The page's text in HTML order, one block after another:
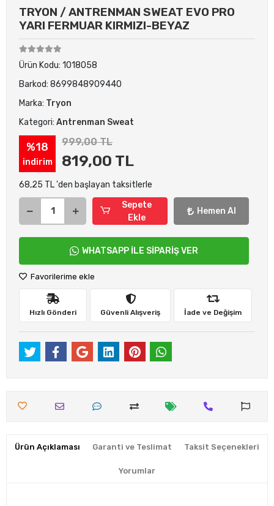
TRYON / ANTRENMAN SWEAT EVO PRO
YARI FERMUAR KIRMIZI-BEYAZ
Ürün Kodu: 1018058
Barkod: 8699848909440
Marka: Tryon
Kategori: Antrenman Sweat
%18
indirim
999,00 TL
819,00 TL
68,25 TL 'den başlayan taksitlerle
Sepete
Ekle
Hemen Al
WHATSAPP İLE SİPARİŞ VER
Favorilerime ekle
Hızlı Gönderi Güvenli Alışveriş İade ve Değişim
Ürün Açıklaması Garanti ve Teslimat Taksit Seçenekleri
Yorumlar